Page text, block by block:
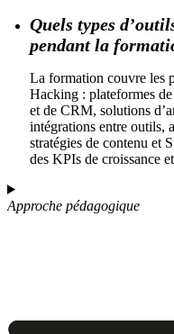
Quels types
pendant la
La formation couvre les
Hacking : plateformes
et de CRM, solutions
intégrations entre outils,
stratégies de contenu et
des KPIs de croissance
Approche pédagogique